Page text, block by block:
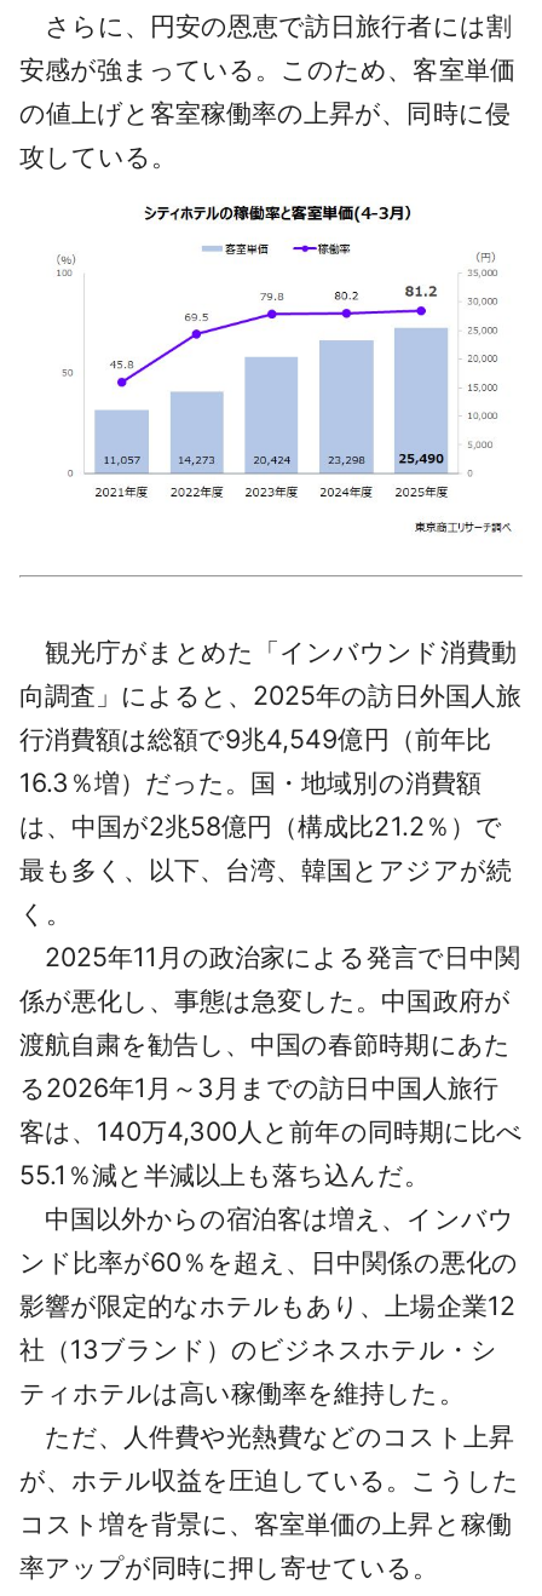
さらに、円安の恩恵で訪日旅行者には割
安感が強まっている。このため、客室単価
の値上げと客室稼働率の上昇が、同時に侵
攻している。
観光庁がまとめた「インバウンド消費動
向調査」によると、2025年の訪日外国人旅
行消費額は総額で9兆4,549億円（前年比
16.3％増）だった。国・地域別の消費額
は、中国が2兆58億円（構成比21.2％）で
最も多く、以下、台湾、韓国とアジアが続
く。
2025年11月の政治家による発言で日中関
係が悪化し、事態は急変した。中国政府が
渡航自粛を勧告し、中国の春節時期にあた
る2026年1月～3月までの訪日中国人旅行
客は、140万4,300人と前年の同時期に比べ
55.1％減と半減以上も落ち込んだ。
中国以外からの宿泊客は増え、インバウ
ンド比率が60％を超え、日中関係の悪化の
影響が限定的なホテルもあり、上場企業12
社（13ブランド）のビジネスホテル・シ
ティホテルは高い稼働率を維持した。
ただ、人件費や光熱費などのコスト上昇
が、ホテル収益を圧迫している。こうした
コスト増を背景に、客室単価の上昇と稼働
率アップが同時に押し寄せている。